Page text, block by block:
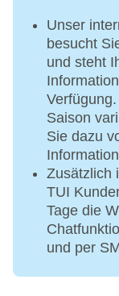
Unser
besucht
und steht
Saison
Sie dazu
Zusätzlich
TUI
Tage die
und per